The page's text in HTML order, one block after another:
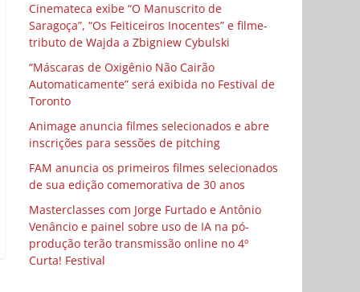
Cinemateca exibe “O Manuscrito de
Saragoça”, “Os Feiticeiros Inocentes” e filme-
tributo de Wajda a Zbigniew Cybulski
“Máscaras de Oxigênio Não Cairão
Automaticamente” será exibida no Festival de
Toronto
Animage anuncia filmes selecionados e abre
inscrições para sessões de pitching
FAM anuncia os primeiros filmes selecionados
de sua edição comemorativa de 30 anos
Masterclasses com Jorge Furtado e Antônio
Venâncio e painel sobre uso de IA na pó-
produção terão transmissão online no 4º
Curta! Festival